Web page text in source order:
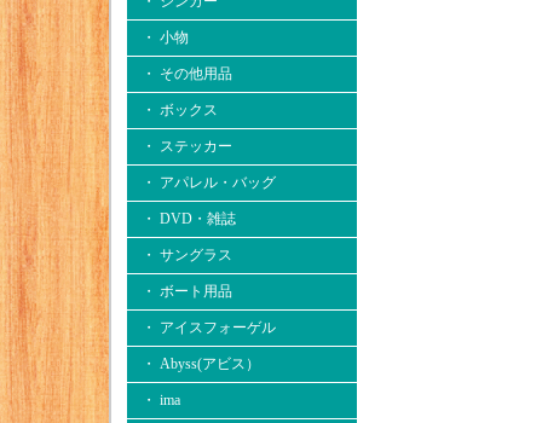
・ 小物
・ その他用品
・ ボックス
・ ステッカー
・ アパレル・バッグ
・ DVD・雑誌
・ サングラス
・ ボート用品
・ アイスフォーゲル
・ Abyss(アビス）
・ ima